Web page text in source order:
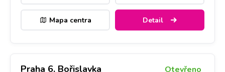
Mapa centra Detail
Praha 6, Bořislavka Otevřeno